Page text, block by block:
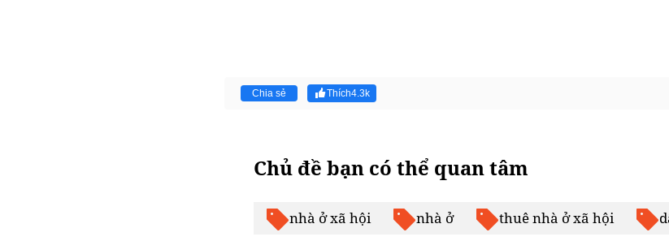
Chia sẻ Thích4.3k
Chủ đề bạn có thể quan tâm
nhà ở xã hội nhà ở thuê nhà ở xã hội